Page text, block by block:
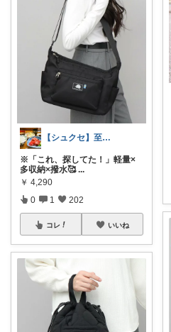
【シュクセ】至高のバッグコレクション🛍
※「これ、探してた！」軽量×
多収納×撥水🥰 ...
￥ 4,290
0 1 202
コレ いいね